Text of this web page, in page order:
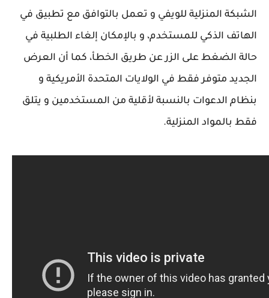
الشبكة المنزلية للويفي و تعمل بالتوافق مع تطبيق في
الهاتف الذكي للمستخدم، و بالإمكان إلغاء الطلبية في
حالة الضغط على الزر عن طريق الخطأ، كما أن العرض
الجديد متوفر فقط في الولايات المتحدة الأمريكية و
بنظام الدعوات بالنسبة لأقلية من المستخدمين و يتلق
فقط بالمواد المنزلية.